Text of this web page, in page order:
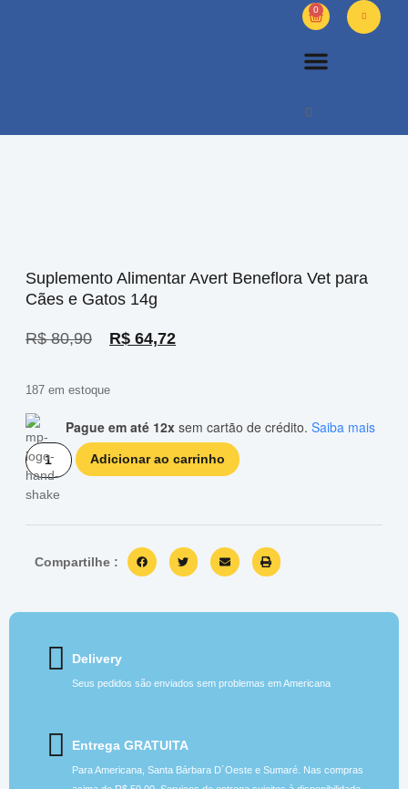
0
Suplemento Alimentar Avert Beneflora Vet para
Cães e Gatos 14g
R$80,90 R$ 64,72
187 em estoque
Pague em até 12x sem cartão de crédito. Saiba mais
Adicionar ao carrinho
Compartilhe :
Delivery
Seus pedidos são enviados sem problemas em Americana
Entrega GRATUITA
Para Americana, Santa Bárbara D´Oeste e Sumaré. Nas compras